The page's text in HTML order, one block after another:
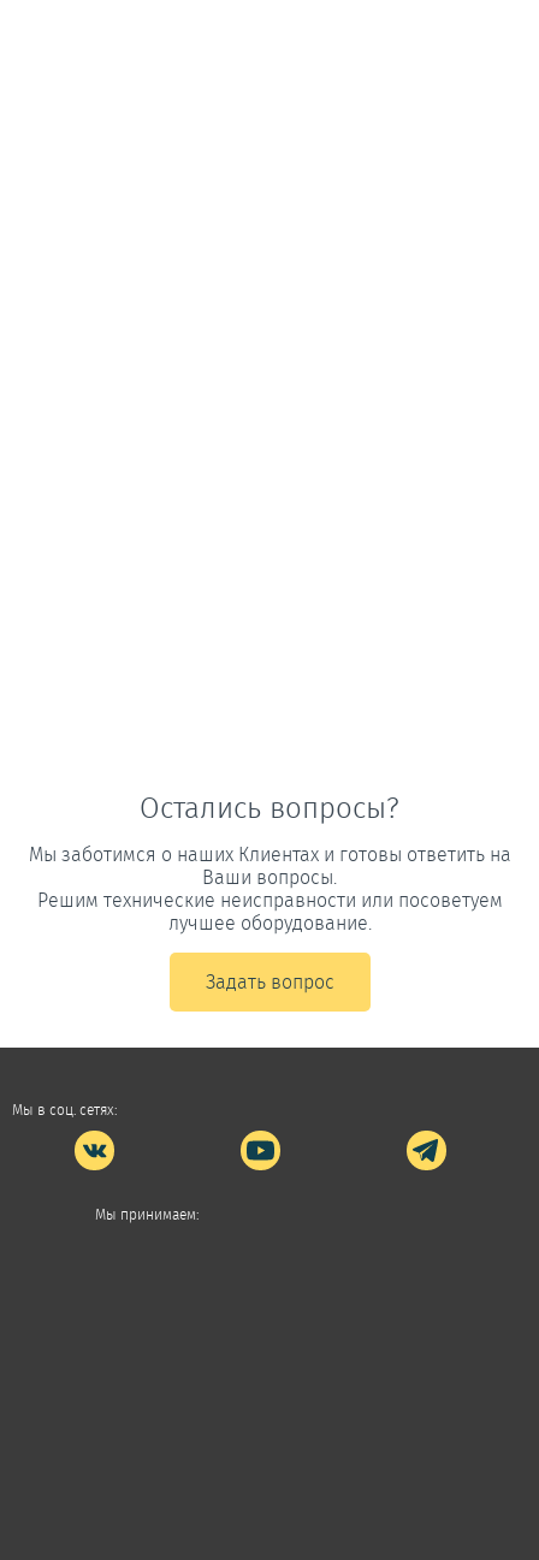
Остались вопросы?
Мы заботимся о наших Клиентах и готовы ответить на
Ваши вопросы.
Решим технические неисправности или посоветуем
лучшее оборудование.
Задать вопрос
Мы в соц. сетях:
Мы принимаем: